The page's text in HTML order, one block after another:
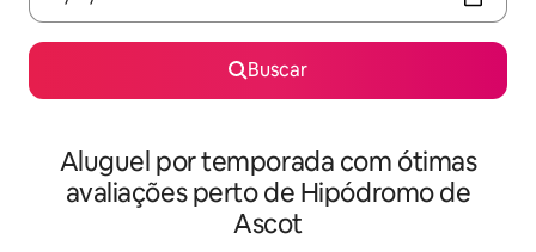
Buscar
Aluguel por temporada com ótimas
avaliações perto de Hipódromo de
Ascot